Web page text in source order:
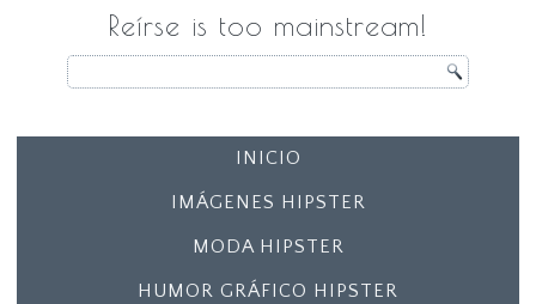
Reírse is too mainstream!
INICIO
IMÁGENES HIPSTER
MODA HIPSTER
HUMOR GRÁFICO HIPSTER